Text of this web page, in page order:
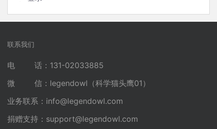
联系我们
电 话：131-02033885
微 信：legendowl（科学猫头鹰01）
业务联系： info@legendowl.com
捐赠支持： support@legendowl.com